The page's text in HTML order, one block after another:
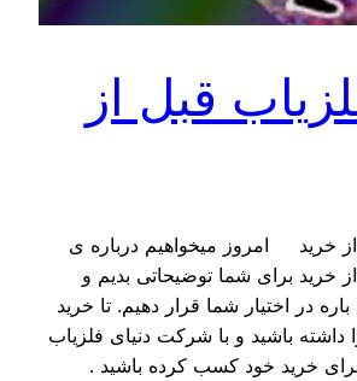
قبل از
خرید امروز میخواهیم درباره ی
خرید برای شما توضیحاتی بدیم و
در اختیار شما قرار دهیم. تا خرید
داشته باشید و با شرکت دنیای فلزیاب
خرید خود کسب کرده باشید .